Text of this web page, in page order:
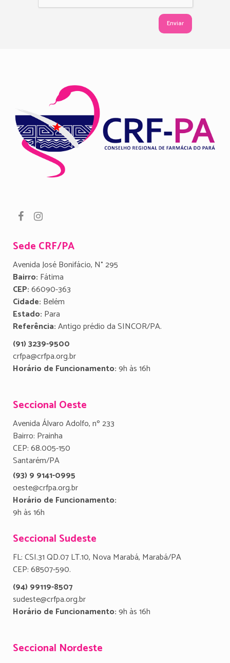
Sede CRF/PA
Avenida José Bonifácio, N° 295
Bairro: Fátima
CEP:66090-363
Cidade: Belém
Estado: Para
Referência:Antigo prédio da SINCOR/PA.
(91) 3239-9500
crfpa@crfpa.org.br
Horário de Funcionamento:9h às 16h
Seccional Oeste
Avenida Álvaro Adolfo, nº 233
Bairro: Prainha
CEP: 68.005-150
Santarém/PA
(93) 9 9141-0995
oeste@crfpa.org.br
Horário de Funcionamento:
9h às 16h
Seccional Sudeste
FL: CSI.31 QD.07 LT.10, Nova Marabá, Marabá/PA
CEP: 68507-590.
(94) 99119-8507
sudeste@crfpa.org.br
Horário de Funcionamento:9h às 16h
Seccional Nordeste